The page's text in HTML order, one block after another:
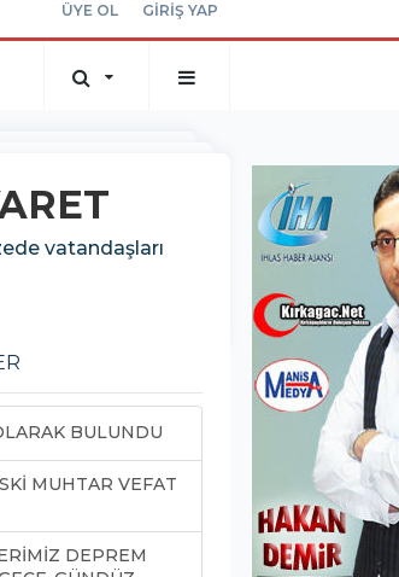
ÜYE OL GİRİŞ YAP
vatandaşları
BULUNDU
MUHTAR VEFAT
DEPREM